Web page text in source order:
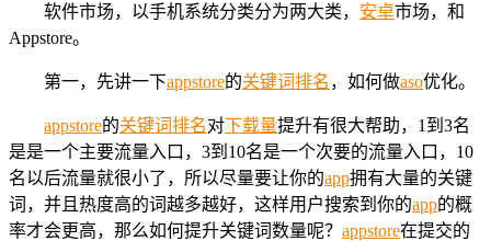
软件市场，以手机系统分类分为两大类， 安卓市场，和
Appstore。
第一，先讲一下appstore的关键词排名 ，如何做aso优化。
appstore的关键词排名对下载量提升有很大帮助，1到3名
是是一个主要流量入口，3到10名是一个次要的流量入口，10
名以后流量就很小了，所以尽量要让你的app拥有大量的关键
词，并且热度高的词越多越好，这样用户搜索到你的app的概
率才会更高，那么如何提升关键词数量呢？ appstore在提交的